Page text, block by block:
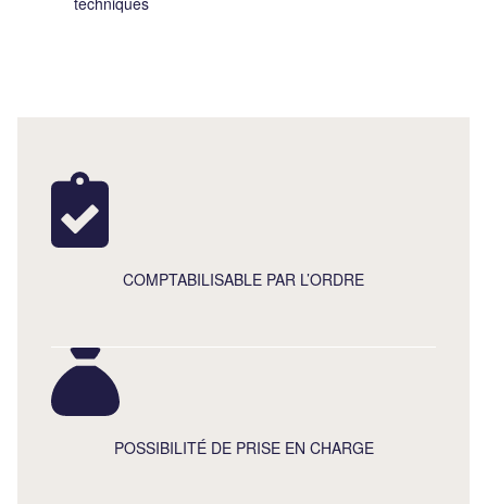
COMPTABILISABLE PAR L’ORDRE
POSSIBILITÉ DE PRISE EN CHARGE